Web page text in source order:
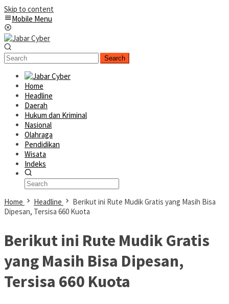
Skip to content
Mobile Menu
Search
Home
Headline
Daerah
Hukum dan Kriminal
Nasional
Olahraga
Pendidikan
Wisata
Indeks
Home Headline
Berikut ini Rute Mudik Gratis yang Masih Bisa
Dipesan, Tersisa 660 Kuota
Berikut ini Rute Mudik Gratis
yang Masih Bisa Dipesan,
Tersisa 660 Kuota